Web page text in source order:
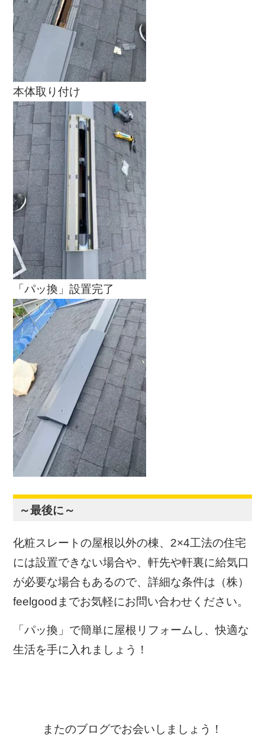
本体取り付け
「パッ換」設置完了
～最後に～
化粧スレートの屋根以外の棟、2×4工法の住宅
には設置できない場合や、軒先や軒裏に給気口
が必要な場合もあるので、詳細な条件は（株）
feelgoodまでお気軽にお問い合わせください。
「パッ換」で簡単に屋根リフォームし、快適な
生活を手に入れましょう！
またのブログでお会いしましょう！